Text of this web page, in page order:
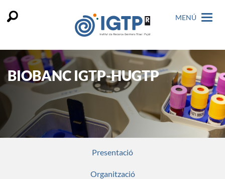
MENÚ
BIOBANC IGTP-HUGTP
Presentació
Organització